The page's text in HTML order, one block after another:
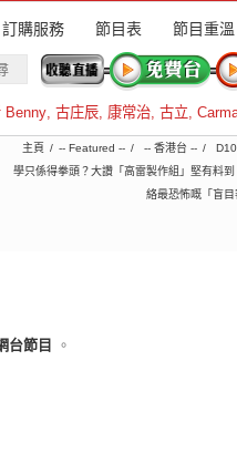
訂購服務 節目表 節目重溫
Benny, 古庄辰, 康常治, 古立,
主頁 -- Featured -- -- 香港台 --
學只係得拳頭？大讚「高雷製作組」堅有料
絡最恐怖嘅「盲
台節目 。